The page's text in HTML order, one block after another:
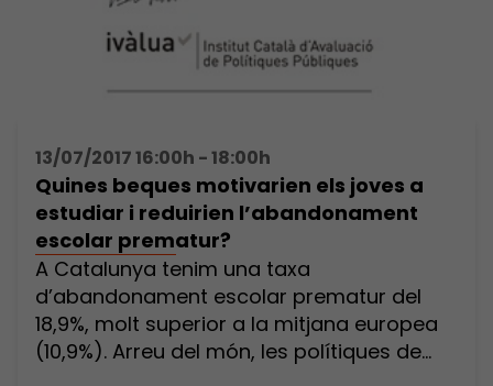
13/07/2017 16:00h - 18:00h
Quines beques motivarien els joves a
estudiar i reduirien l’abandonament
escolar prematur?
A Catalunya tenim una taxa
d’abandonament escolar prematur del
18,9%, molt superior a la mitjana europea
(10,9%). Arreu del món, les polítiques de